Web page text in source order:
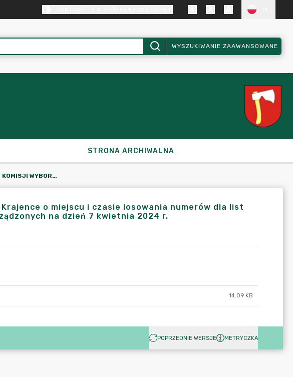
WYSZUKIWANIE ZAAWANSOWANE
STRONA ARCHIWALNA
INFORMACJA MIEJSKIEJ KOMISJI WYBORCZEJ W KRAJENCE O MIEJSCU I CZASIE LOSOWANIA NUMERÓW DLA LIST KANDYDATÓW NA RADNYCH W WYBORACH ZARZĄDZONYCH NA DZIEŃ 7 KWIETNIA 2024 R.
o miejscu i czasie losowania numerów dla list
na dzień 7 kwietnia 2024 r.
14.09 KB
POPRZEDNIE WERSJE METRYCZKA